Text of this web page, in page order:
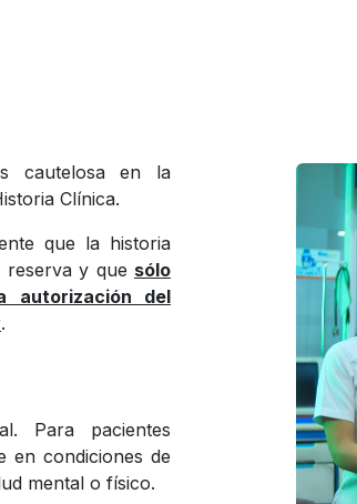
cautelosa en la
Clínica.
que la historia
reserva y que sólo
autorización del
.
Para pacientes
en condiciones de
mental o físico.